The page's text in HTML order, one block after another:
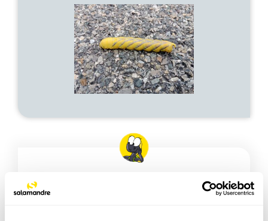
Chouette découverte ! Elle n'est pas urticante, c'est